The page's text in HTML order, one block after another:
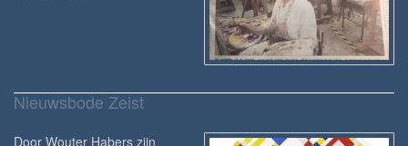
Nieuwsbode Zeist
Door Wouter Habers zijn